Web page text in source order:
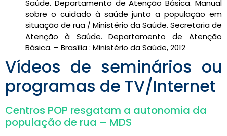
Saúde. Departamento de Atenção Básica. Manual
sobre o cuidado à saúde junto a população em
situação de rua / Ministério da Saúde. Secretaria de
Atenção à Saúde. Departamento de Atenção
Básica. – Brasília : Ministério da Saúde, 2012
Vídeos de seminários ou
programas de TV/Internet
Centros POP resgatam a autonomia da
população de rua – MDS